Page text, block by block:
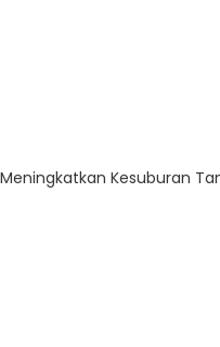
Meningkatkan Kesuburan